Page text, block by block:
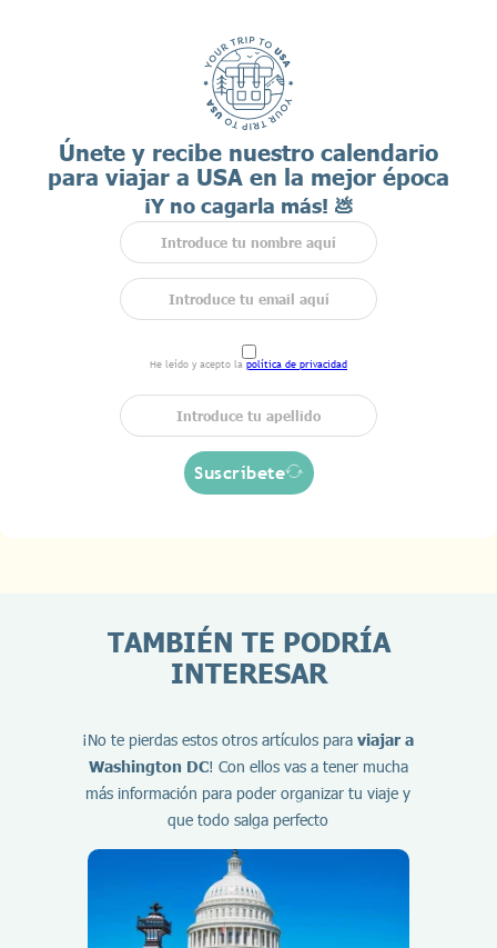
Únete y recibe nuestro calendario
para viajar a USA en la mejor época
¡Y no cagarla más! 💩
He leído y acepto la política de privacidad
Suscríbete
TAMBIÉN TE PODRÍA
INTERESAR
¡No te pierdas estos otros artículos paraviajar a
Washington DC! Con ellos vas a tener mucha
más información para poder organizar tu viaje y
que todo salga perfecto